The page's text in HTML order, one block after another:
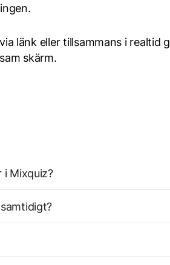
länk eller tillsammans i realtid
skärm.
i Mixquiz?